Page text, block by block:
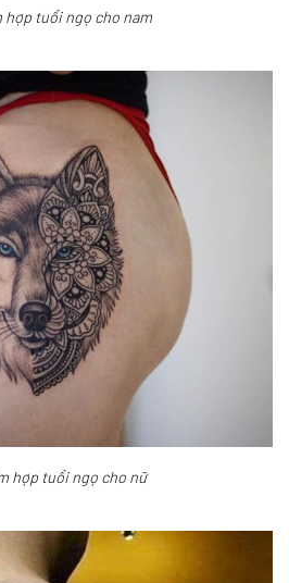
hợp tuổi ngọ cho nam
hợp tuổi ngọ cho nữ